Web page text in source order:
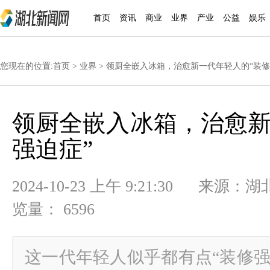
首页 资讯 商业 业界 产业 公益 娱乐
您现在的位置:首页 > 业界 > 领厨全嵌入冰箱，治愈新一代年轻人的“装
领厨全嵌入冰箱，治愈
强迫症”
2024-10-23 上午 9:21:30 来源：
览量： 6596
这一代年轻人似乎都有点“装修